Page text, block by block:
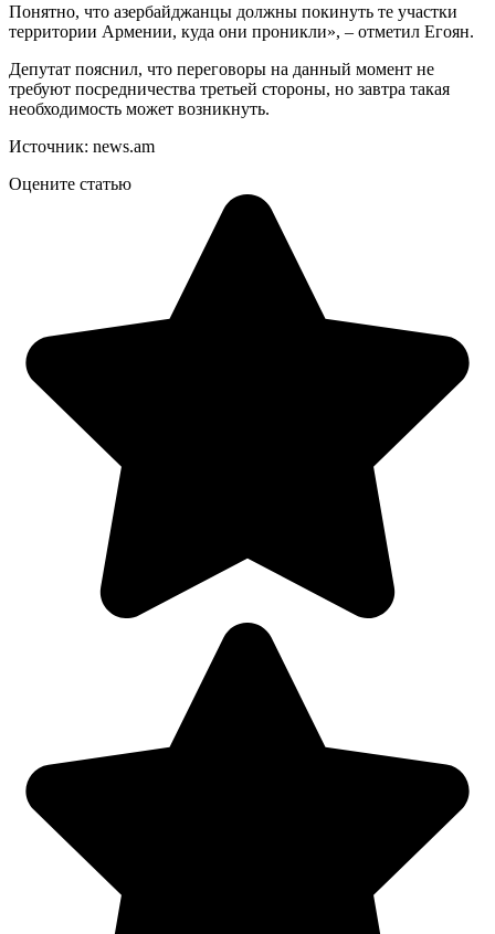
Понятно, что азербайджанцы должны покинуть те участки
территории Армении, куда они проникли», – отметил Егоян.
Депутат пояснил, что переговоры на данный момент не
требуют посредничества третьей стороны, но завтра такая
необходимость может возникнуть.
Источник: news.am
Оцените статью